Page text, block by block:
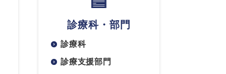
診療科・部門
診療科
診療支援部門